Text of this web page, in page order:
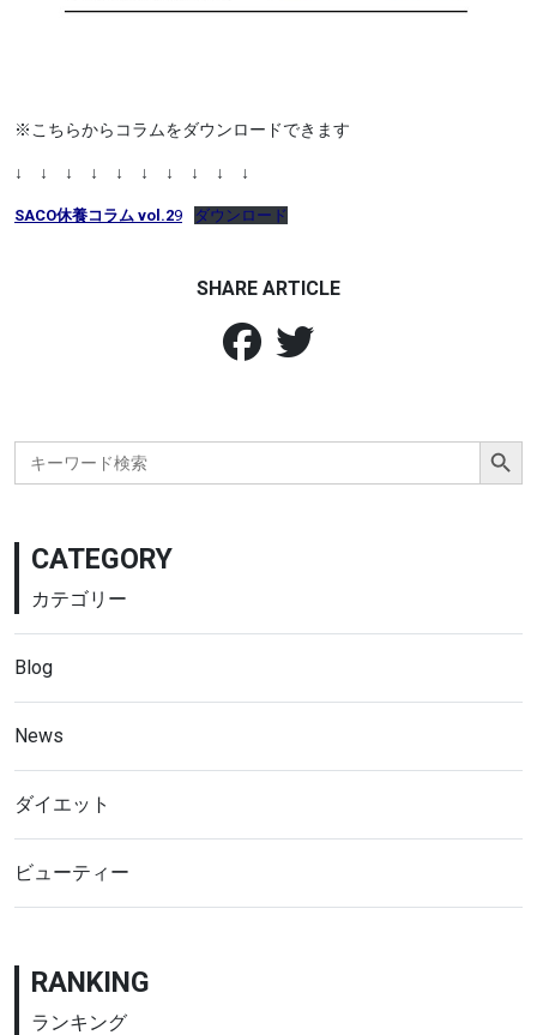
※こちらからコラムをダウンロードできます
↓ ↓ ↓ ↓ ↓ ↓ ↓ ↓ ↓ ↓
SACO休養コラム vol.29 ダウンロード
SHARE ARTICLE
Search
for:
Search Button
CATEGORY
カテゴリー
Blog
News
ダイエット
ビューティー
RANKING
ランキング